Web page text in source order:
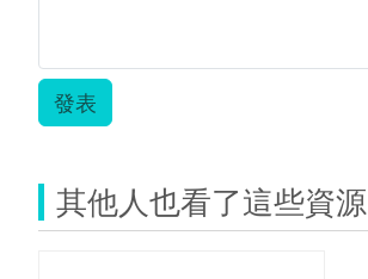
發表
其他人也看了這些資源